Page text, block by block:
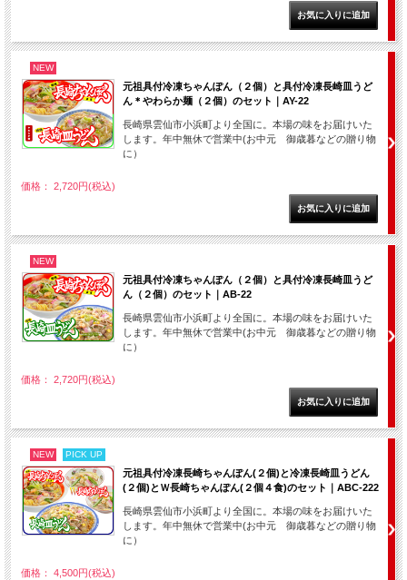
NEW
元祖具付冷凍ちゃんぽん（２個）と具付冷凍長崎皿うど
ん＊やわらか麺（２個）のセット｜AY-22
長崎県雲仙市小浜町より全国に。本場の味をお届けいた
します。年中無休で営業中(お中元 御歳暮などの贈り物
に）
価格： 2,720円(税込)
NEW
元祖具付冷凍ちゃんぽん（２個）と具付冷凍長崎皿うど
ん（２個）のセット｜AB-22
長崎県雲仙市小浜町より全国に。本場の味をお届けいた
します。年中無休で営業中(お中元 御歳暮などの贈り物
に）
価格： 2,720円(税込)
NEW PICK UP
元祖具付冷凍長崎ちゃんぽん(２個)と冷凍長崎皿うどん
(２個)とＷ長崎ちゃんぽん(２個４食)のセット｜ABC-222
長崎県雲仙市小浜町より全国に。本場の味をお届けいた
します。年中無休で営業中(お中元 御歳暮などの贈り物
に）
価格： 4,500円(税込)